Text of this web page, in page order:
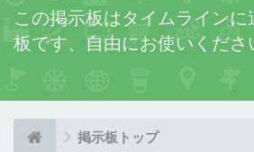
この掲示板はタイムライン
板です、自由にお使いくださ
掲示板トップ